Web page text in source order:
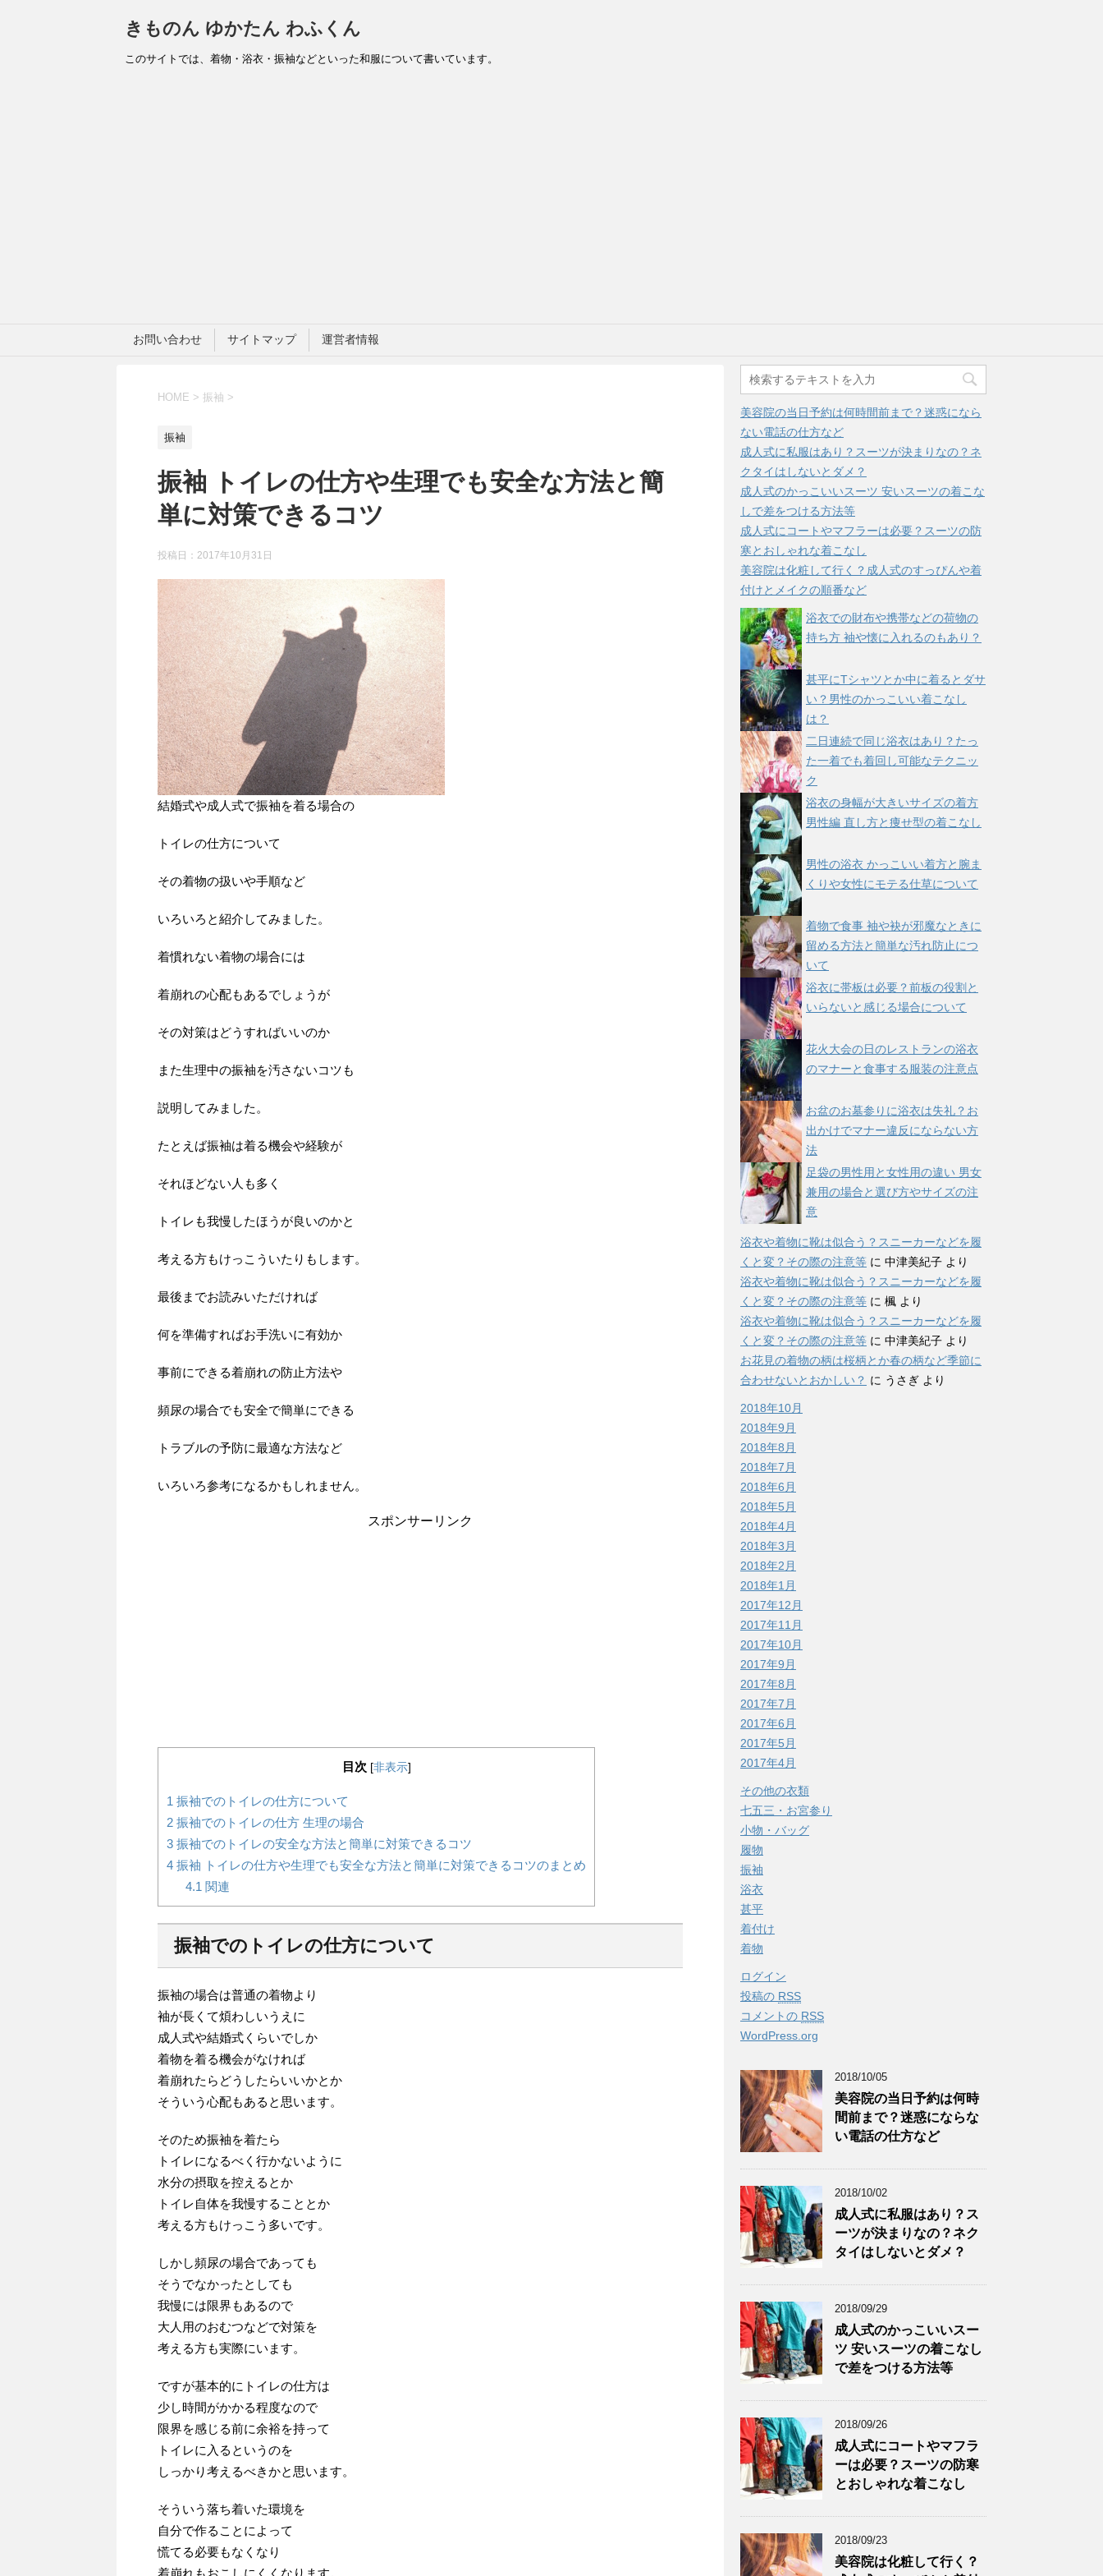
きものん ゆかたん わふくん
このサイトでは、着物・浴衣・振袖などといった和服について書いています。
お問い合わせ サイトマップ 運営者情報
HOME > 振袖 >
振袖
振袖 トイレの仕方や生理でも安全な方法と簡
単に対策できるコツ
投稿日： 2017年10月31日
結婚式や成人式で振袖を着る場合の
トイレの仕方について
その着物の扱いや手順など
いろいろと紹介してみました。
着慣れない着物の場合には
着崩れの心配もあるでしょうが
その対策はどうすればいいのか
また生理中の振袖を汚さないコツも
説明してみました。
たとえば振袖は着る機会や経験が
それほどない人も多く
トイレも我慢したほうが良いのかと
考える方もけっこういたりもします。
最後までお読みいただければ
何を準備すればお手洗いに有効か
事前にできる着崩れの防止方法や
頻尿の場合でも安全で簡単にできる
トラブルの予防に最適な方法など
いろいろ参考になるかもしれません。
スポンサーリンク
目次 [非表示]
1 振袖でのトイレの仕方について
2 振袖でのトイレの仕方 生理の場合
3 振袖でのトイレの安全な方法と簡単に対策できるコツ
4 振袖 トイレの仕方や生理でも安全な方法と簡単に対策できるコツのまとめ
4.1 関連
振袖でのトイレの仕方について
振袖の場合は普通の着物より
袖が長くて煩わしいうえに
成人式や結婚式くらいでしか
着物を着る機会がなければ
着崩れたらどうしたらいいかとか
そういう心配もあると思います。
そのため振袖を着たら
トイレになるべく行かないように
水分の摂取を控えるとか
トイレ自体を我慢することとか
考える方もけっこう多いです。
しかし頻尿の場合であっても
そうでなかったとしても
我慢には限界もあるので
大人用のおむつなどで対策を
考える方も実際にいます。
ですが基本的にトイレの仕方は
少し時間がかかる程度なので
限界を感じる前に余裕を持って
トイレに入るというのを
しっかり考えるべきかと思います。
そういう落ち着いた環境を
自分で作ることによって
慌てる必要もなくなり
着崩れもおこしにくくなります。
美容院の当日予約は何時間前まで？迷惑になら
ない電話の仕方など
成人式に私服はあり？スーツが決まりなの？ネ
クタイはしないとダメ？
成人式のかっこいいスーツ 安いスーツの着こな
しで差をつける方法等
成人式にコートやマフラーは必要？スーツの防
寒とおしゃれな着こなし
美容院は化粧して行く？成人式のすっぴんや着
付けとメイクの順番など
浴衣での財布や携帯などの荷物の
持ち方 袖や懐に入れるのもあり？
甚平にTシャツとか中に着るとダサ
い？男性のかっこいい着こなし
は？
二日連続で同じ浴衣はあり？たっ
た一着でも着回し可能なテクニッ
ク
浴衣の身幅が大きいサイズの着方
男性編 直し方と痩せ型の着こなし
男性の浴衣 かっこいい着方と腕ま
くりや女性にモテる仕草について
着物で食事 袖や袂が邪魔なときに
留める方法と簡単な汚れ防止につ
いて
浴衣に帯板は必要？前板の役割と
いらないと感じる場合について
花火大会の日のレストランの浴衣
のマナーと食事する服装の注意点
お盆のお墓参りに浴衣は失礼？お
出かけでマナー違反にならない方
法
足袋の男性用と女性用の違い 男女
兼用の場合と選び方やサイズの注
意
浴衣や着物に靴は似合う？スニーカーなどを履
くと変？その際の注意等 に 中津美紀子 より
浴衣や着物に靴は似合う？スニーカーなどを履
くと変？その際の注意等 に 楓 より
浴衣や着物に靴は似合う？スニーカーなどを履
くと変？その際の注意等 に 中津美紀子 より
お花見の着物の柄は桜柄とか春の柄など季節に
合わせないとおかしい？ に うさぎ より
2018年10月
2018年9月
2018年8月
2018年7月
2018年6月
2018年5月
2018年4月
2018年3月
2018年2月
2018年1月
2017年12月
2017年11月
2017年10月
2017年9月
2017年8月
2017年7月
2017年6月
2017年5月
2017年4月
その他の衣類
七五三・お宮参り
小物・バッグ
履物
振袖
浴衣
甚平
着付け
着物
ログイン
投稿の RSS
コメントの RSS
WordPress.org
2018/10/05
美容院の当日予約は何時
間前まで？迷惑にならな
い電話の仕方など
2018/10/02
成人式に私服はあり？ス
ーツが決まりなの？ネク
タイはしないとダメ？
2018/09/29
成人式のかっこいいスー
ツ 安いスーツの着こなし
で差をつける方法等
2018/09/26
成人式にコートやマフラ
ーは必要？スーツの防寒
とおしゃれな着こなし
2018/09/23
美容院は化粧して行く？